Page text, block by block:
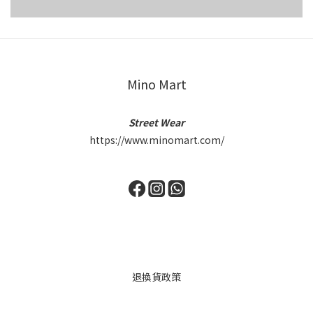
Mino Mart
Street Wear
https://www.minomart.com/
退換貨政策